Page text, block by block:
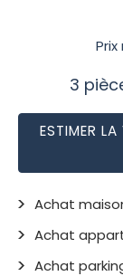
3
ESTIMER
Achat maison
Achat
Achat parking